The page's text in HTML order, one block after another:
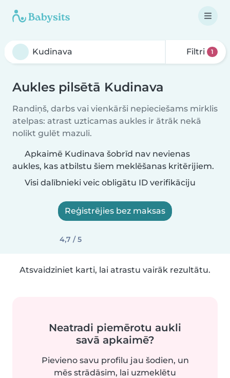
Filtri 1
Aukles pilsētā Kudinava
Randiņš, darbs vai vienkārši nepieciešams mirklis
atelpas: atrast uzticamas aukles ir ātrāk nekā
nolikt gulēt mazuli.
Apkaimē Kudinava šobrīd nav nevienas
aukles, kas atbilstu šiem meklēšanas kritērijiem.
Visi dalībnieki veic obligātu ID verifikāciju
Reģistrējies bez maksas
4,7 / 5
Atsvaidziniet karti, lai atrastu vairāk rezultātu.
Neatradi piemērotu aukli
savā apkaimē?
Pievieno savu profilu jau šodien, un
mēs strādāsim, lai uzmeklētu